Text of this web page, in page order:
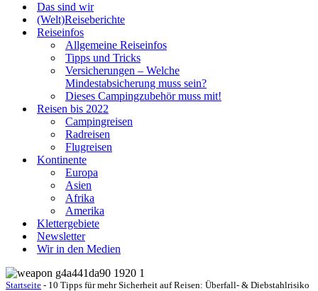
Das sind wir
(Welt)Reiseberichte
Reiseinfos
Allgemeine Reiseinfos
Tipps und Tricks
Versicherungen – Welche
Mindestabsicherung muss sein?
Dieses Campingzubehör muss mit!
Reisen bis 2022
Campingreisen
Radreisen
Flugreisen
Kontinente
Europa
Asien
Afrika
Amerika
Klettergebiete
Newsletter
Wir in den Medien
Startseite - 10 Tipps für mehr Sicherheit auf Reisen: Überfall- & Diebstahlrisiko